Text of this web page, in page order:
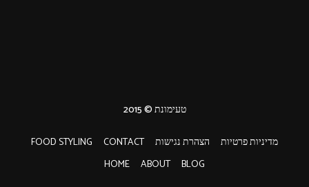
מדיניות פרטיות הצהרת נגישות CONTACT
FOOD STYLING
BLOG
ABOUT
HOME
טעימונת © 2015